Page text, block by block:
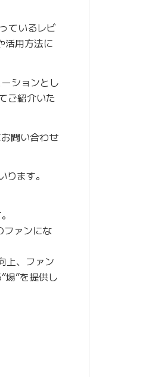
ているレビ
活用方法に
ションとし
ご紹介いた
問い合わせ
ます。
ファンにな
上、ファン
場”を提供し